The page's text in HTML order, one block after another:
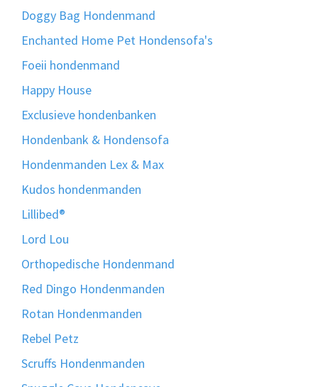
Doggy Bag Hondenmand
Enchanted Home Pet Hondensofa's
Foeii hondenmand
Happy House
Exclusieve hondenbanken
Hondenbank & Hondensofa
Hondenmanden Lex & Max
Kudos hondenmanden
Lillibed®
Lord Lou
Orthopedische Hondenmand
Red Dingo Hondenmanden
Rotan Hondenmanden
Rebel Petz
Scruffs Hondenmanden